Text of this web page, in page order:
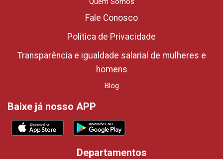
Fale Conosco
Política de Privacidade
Transparência e igualdade salarial de mulheres e
homens
Blog
Baixe já nosso APP
Departamentos